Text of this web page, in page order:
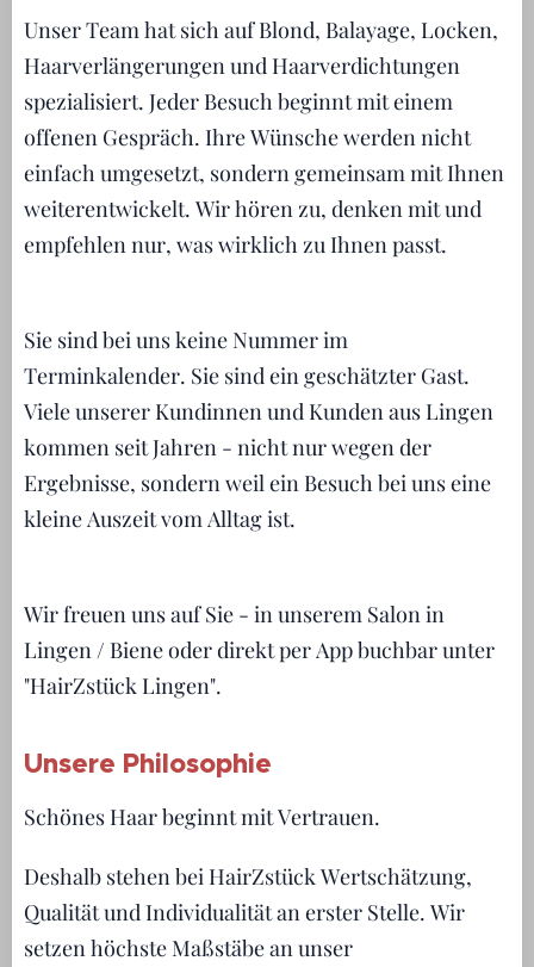
Unser Team hat sich auf Blond, Balayage, Locken,
Haarverlängerungen und Haarverdichtungen
spezialisiert. Jeder Besuch beginnt mit einem
offenen Gespräch. Ihre Wünsche werden nicht
einfach umgesetzt, sondern gemeinsam mit Ihnen
weiterentwickelt. Wir hören zu, denken mit und
empfehlen nur, was wirklich zu Ihnen passt.
Sie sind bei uns keine Nummer im
Terminkalender. Sie sind ein geschätzter Gast.
Viele unserer Kundinnen und Kunden aus Lingen
kommen seit Jahren - nicht nur wegen der
Ergebnisse, sondern weil ein Besuch bei uns eine
kleine Auszeit vom Alltag ist.
Wir freuen uns auf Sie - in unserem Salon in
Lingen / Biene oder direkt per App buchbar unter
"HairZstück Lingen".
Unsere Philosophie
Schönes Haar beginnt mit Vertrauen.
Deshalb stehen bei HairZstück Wertschätzung,
Qualität und Individualität an erster Stelle. Wir
setzen höchste Maßstäbe an unser